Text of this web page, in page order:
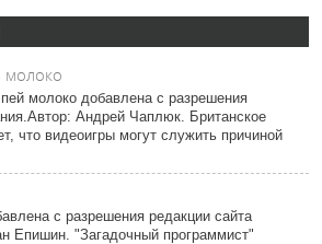
молоко добавлена с разрешения
Андрей Чаплюк. Британское
что видеоигры могут служить причиной
с разрешения редакции сайта
Епишин. "Загадочный программист"